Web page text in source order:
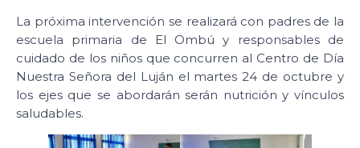
La próxima intervención se realizará con padres de la
escuela primaria de El Ombú y responsables de
cuidado de los niños que concurren al Centro de Día
Nuestra Señora del Luján el martes 24 de octubre y
los ejes que se abordarán serán nutrición y vínculos
saludables.